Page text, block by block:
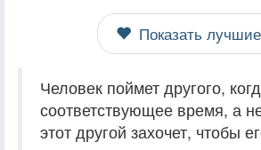
Показать лучшие
Человек поймет другого,
соответствующее время, а
этот другой захочет, чтобы